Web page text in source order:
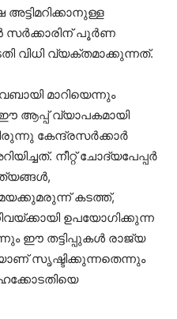
സർക്കാരിന് പൂർണ
വിധി വ്യക്തമാക്കുന്നത്.
മാറിയെന്നും
ഈ ആപ്പ് വ്യാപകമായി
കേന്ദ്രസർക്കാർ
നീറ്റ് ചോദ്യപേപ്പർ
കടത്ത്,
ഉപയോഗിക്കുന്ന
ഈ തട്ടിപ്പുകൾ രാജ്യ
സൃഷ്ടിക്കുന്നതെന്നും